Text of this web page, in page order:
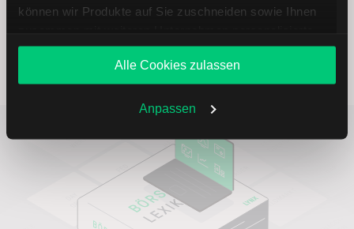
können wir Produkte auf Sie zuschneiden sowie Ihnen
Angebote unterbreiten. Sie entscheiden, welche Cookies
Sie zulassen oder ablehnen. Ihre Entscheidung können
Sie jederzeit in denCookie-Einstellungenändern.
Weitere Infos auch in unsererDatenschutzerklärung
Alle Cookies zulassen
Anpassen
Börsenwissen